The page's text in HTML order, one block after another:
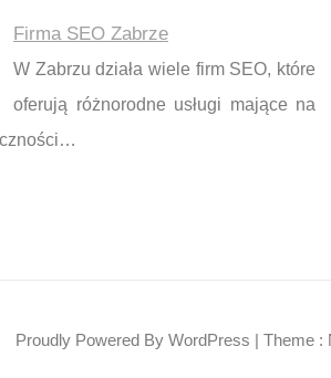
Firma SEO Zabrze
W Zabrzu działa wiele firm SEO, które
oferują różnorodne usługi mające na
Proudly Powered By WordPress | Theme :